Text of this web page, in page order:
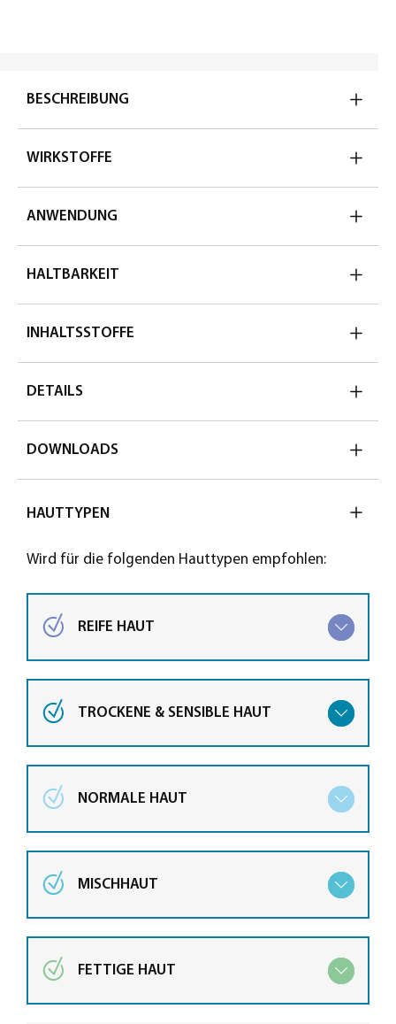
BESCHREIBUNG
WIRKSTOFFE
ANWENDUNG
HALTBARKEIT
INHALTSSTOFFE
DETAILS
DOWNLOADS
HAUTTYPEN
Wird für die folgenden Hauttypen empfohlen:
REIFE HAUT
TROCKENE & SENSIBLE HAUT
NORMALE HAUT
MISCHHAUT
FETTIGE HAUT